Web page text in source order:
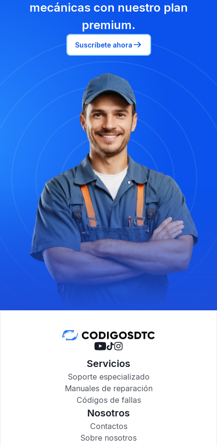
mecánicas con nuestro plan
premium.
Suscríbete ahora
Servicios
Soporte especializado
Manuales de reparación
Códigos de fallas
Nosotros
Contactos
Sobre nosotros